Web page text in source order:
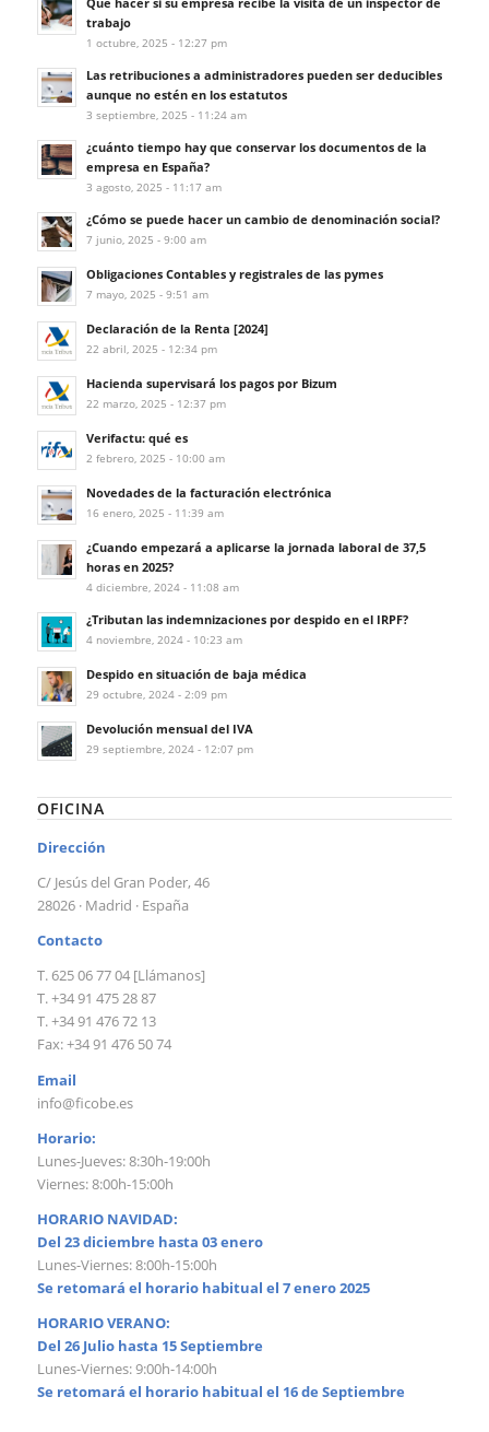
trabajo
1 octubre, 2025 - 12:27 pm
Las retribuciones a administradores pueden ser deducibles
aunque no estén en los estatutos
3 septiembre, 2025 - 11:24 am
¿cuánto tiempo hay que conservar los documentos de la
empresa en España?
3 agosto, 2025 - 11:17 am
¿Cómo se puede hacer un cambio de denominación social?
7 junio, 2025 - 9:00 am
Obligaciones Contables y registrales de las pymes
7 mayo, 2025 - 9:51 am
Declaración de la Renta [2024]
22 abril, 2025 - 12:34 pm
Hacienda supervisará los pagos por Bizum
22 marzo, 2025 - 12:37 pm
Verifactu: qué es
2 febrero, 2025 - 10:00 am
Novedades de la facturación electrónica
16 enero, 2025 - 11:39 am
¿Cuando empezará a aplicarse la jornada laboral de 37,5
horas en 2025?
4 diciembre, 2024 - 11:08 am
¿Tributan las indemnizaciones por despido en el IRPF?
4 noviembre, 2024 - 10:23 am
Despido en situación de baja médica
29 octubre, 2024 - 2:09 pm
Devolución mensual del IVA
29 septiembre, 2024 - 12:07 pm
OFICINA
Dirección
C/ Jesús del Gran Poder, 46
28026 · Madrid · España
Contacto
T. 625 06 77 04 [Llámanos]
T. +34 91 475 28 87
T. +34 91 476 72 13
Fax: +34 91 476 50 74
Email
info@ficobe.es
Horario:
Lunes-Jueves: 8:30h-19:00h
Viernes: 8:00h-15:00h
HORARIO NAVIDAD:
Del 23 diciembre hasta 03 enero
Lunes-Viernes: 8:00h-15:00h
Se retomará el horario habitual el 7 enero 2025
HORARIO VERANO:
Del 26 Julio hasta 15 Septiembre
Lunes-Viernes: 9:00h-14:00h
Se retomará el horario habitual el 16 de Septiembre